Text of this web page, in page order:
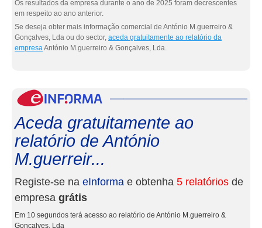
Os resultados da empresa durante o ano de 2025 foram decrescentes
em respeito ao ano anterior.
Se deseja obter mais informação comercial de António M.guerreiro &
Gonçalves, Lda ou do sector, aceda gratuitamente ao relatório da
empresaAntónio M.guerreiro & Gonçalves, Lda.
Aceda gratuitamente ao
relatório de António
M.guerreir...
Registe-se na eInforma e obtenha 5 relatórios de
empresa grátis
Em 10 segundos terá acesso ao relatório de António M.guerreiro &
Gonçalves, Lda